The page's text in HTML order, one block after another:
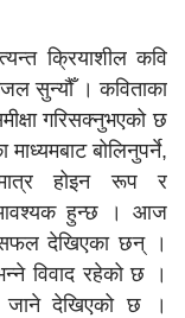
क्रियाशील कवि
सुन्यौँ । कविताका
गरिसक्नुभएको छ
बोलिनुपर्ने,
मात्र होइन रूप र
आवश्यक हुन्छ । आज
सफल देखिएका छन् ।
विवाद रहेको छ ।
जाने देखिएको छ ।